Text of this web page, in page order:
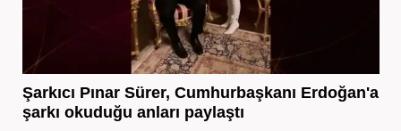
Şarkıcı Pınar Sürer, Cumhurbaşkanı Erdoğan'a
şarkı okuduğu anları paylaştı